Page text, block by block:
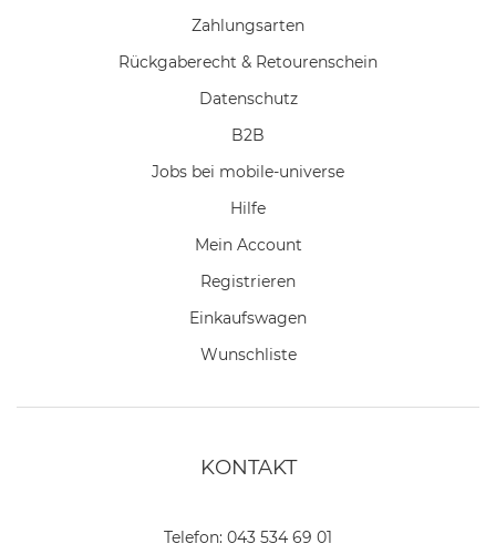
Zahlungsarten
Rückgaberecht & Retourenschein
Datenschutz
B2B
Jobs bei mobile-universe
Hilfe
Mein Account
Registrieren
Einkaufswagen
Wunschliste
KONTAKT
Telefon: 043 534 69 01